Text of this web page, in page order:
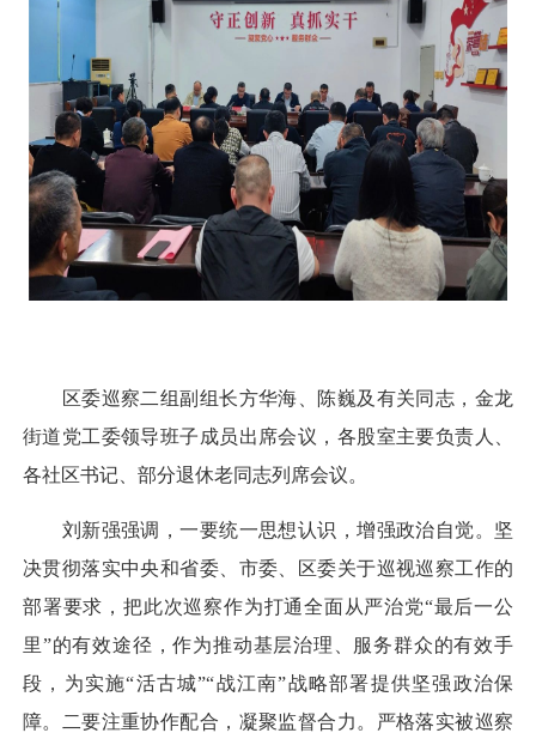
区委巡察二组副组长方华海、陈巍及有关同志，金龙
街道党工委领导班子成员出席会议，各股室主要负责人、
各社区书记、部分退休老同志列席会议。
刘新强强调，一要统一思想认识，增强政治自觉。坚
决贯彻落实中央和省委、市委、区委关于巡视巡察工作的
部署要求，把此次巡察作为打通全面从严治党“最后一公
里”的有效途径，作为推动基层治理、服务群众的有效手
段，为实施“活古城”“战江南”战略部署提供坚强政治保
障。二要注重协作配合，凝聚监督合力。严格落实被巡察